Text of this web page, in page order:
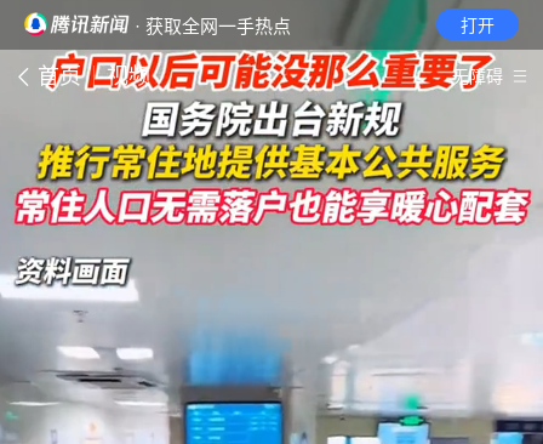
· 获取全网一手热点 打开
首页 视频 无障碍